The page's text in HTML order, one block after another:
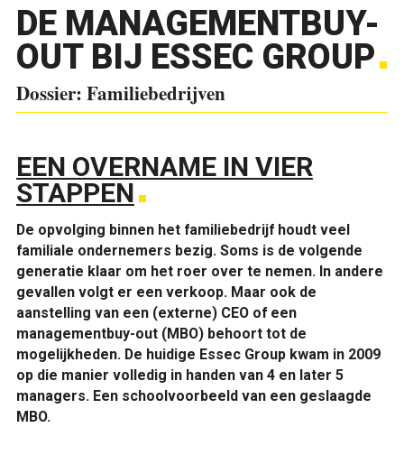
DE MANAGEMENTBUY-
OUT BIJ ESSEC GROUP
Dossier: Familiebedrijven
EEN OVERNAME IN VIER
STAPPEN
De opvolging binnen het familiebedrijf houdt veel
familiale ondernemers bezig. Soms is de volgende
generatie klaar om het roer over te nemen. In andere
gevallen volgt er een verkoop. Maar ook de
aanstelling van een (externe) CEO of een
managementbuy-out (MBO) behoort tot de
mogelijkheden. De huidige Essec Group kwam in 2009
op die manier volledig in handen van 4 en later 5
managers. Een schoolvoorbeeld van een geslaagde
MBO.